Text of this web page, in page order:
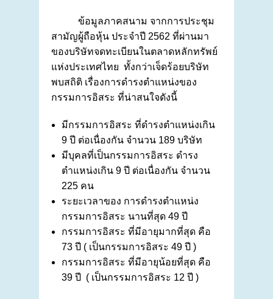
ข้อมูลภาคสนาม จากการประชุม
สามัญผู้ถือหุ้น ประจำปี 2562 ที่ผ่านมา
ของบริษัทจดทะเบียนในตลาดหลักทรัพย์
แห่งประเทศไทย ทั้งกว่าเจ็ดร้อยบริษัท
พบสถิติ เรื่องการดำรงตำแหน่งของ
กรรมการอิสระ ที่น่าสนใจดังนี้
มีกรรมการอิสระ ที่ดำรงตำแหน่งเกิน
9 ปี ต่อเนื่องกัน จำนวน 189 บริษัท
มีบุคลที่เป็นกรรมการอิสระ ดำรง
ตำแหน่งเกิน 9 ปี ต่อเนื่องกัน จำนวน
225 คน
ระยะเวลาของ การดำรงตำแหน่ง
กรรมการอิสระ นานที่สุด 49 ปี
กรรมการอิสระ ที่มีอายุมากที่สุด คือ
73 ปี ( เป็นกรรมการอิสระ 49 ปี )
กรรมการอิสระ ที่มีอายุน้อยที่สุด คือ
39 ปี ( เป็นกรรมการอิสระ 12 ปี )